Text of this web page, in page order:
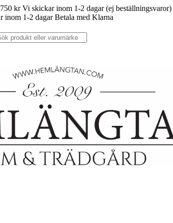
kr Vi skickar inom 1-2 dagar (ej beställningsvaror)
inom 1-2 dagar Betala med Klarna